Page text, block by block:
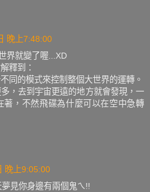
晚上7:48:00
界就變了喔...XD
釋到：
同的模式來控制整個大世界的運轉。
，去到宇宙更遠的地方就會發現，一
著，不然飛碟為什麼可以在空中急轉
晚上9:05:00
見你身邊有兩個鬼ㄟ!!